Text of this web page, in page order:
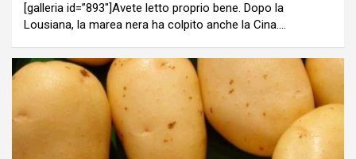
[galleria id=”893″]Avete letto proprio bene. Dopo la
Lousiana, la marea nera ha colpito anche la Cina.…